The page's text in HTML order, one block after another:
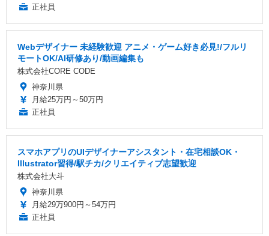
正社員
Webデザイナー 未経験歓迎 アニメ・ゲーム好き必見!/フルリ
モートOK/AI研修あり/動画編集も
株式会社CORE CODE
神奈川県
月給25万円～50万円
正社員
スマホアプリのUIデザイナーアシスタント・在宅相談OK・
Illustrator習得/駅チカ/クリエイティブ志望歓迎
株式会社大斗
神奈川県
月給29万900円～54万円
正社員